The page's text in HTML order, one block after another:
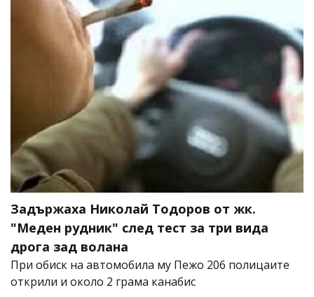
Задържаха Николай Тодоров от жк.
"Меден рудник" след тест за три вида
дрога зад волана
При обиск на автомобила му Пежо 206 полицаите
открили и около 2 грама канабис